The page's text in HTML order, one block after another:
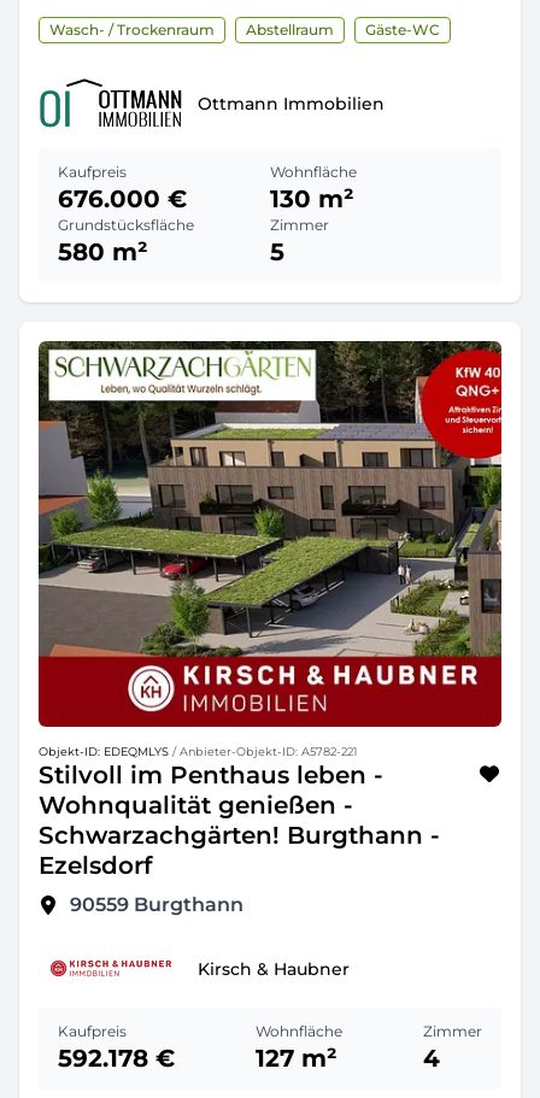
Wasch- / Trockenraum Abstellraum Gäste-WC
Ottmann Immobilien
Kaufpreis
676.000 €
Wohnfläche
130 m²
Grundstücksfläche
580 m²
Zimmer
5
Objekt-ID: EDEQMLYS / Anbieter-Objekt-ID: A5782-221
Stilvoll im Penthaus leben -
Wohnqualität genießen -
Schwarzachgärten! Burgthann -
Ezelsdorf
90559 Burgthann
Kirsch & Haubner
Kaufpreis
592.178 €
Wohnfläche
127 m²
Zimmer
4